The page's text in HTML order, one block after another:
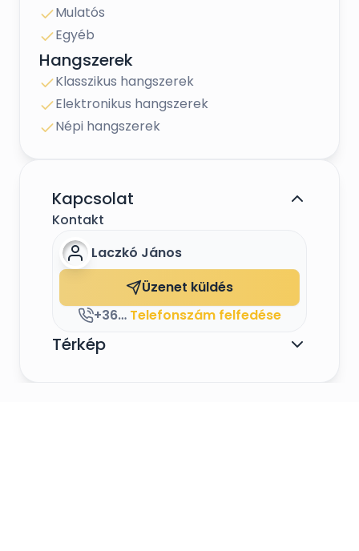
Mulatós
Egyéb
Hangszerek
Klasszikus hangszerek
Elektronikus hangszerek
Népi hangszerek
Kapcsolat
Kontakt
Laczkó János
Üzenet küldés
+36303081634 Telefonszám felfedése
Térkép